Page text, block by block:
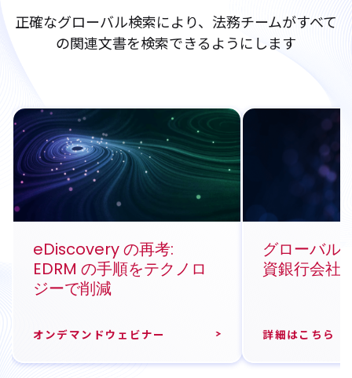
正確なグローバル検索により、法務チームがすべて
の関連文書を検索できるようにします
eDiscovery の再考:
EDRM の手順をテクノロ
ジーで削減
オンデマンドウェビナー
グローバル
資銀行会社
詳細はこちら